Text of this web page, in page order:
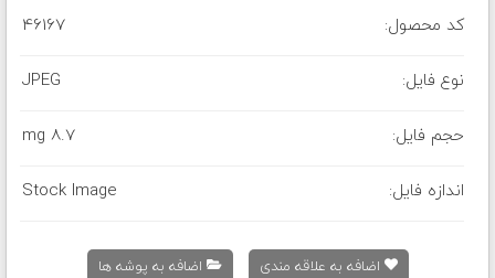
کد محصول: 46167
نوع فایل: JPEG
حجم فایل: 8.7 mg
اندازه فایل: Stock Image
اضافه به علاقه مندی اضافه به پوشه ها